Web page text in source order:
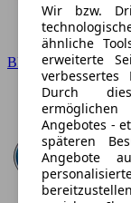
BMW
Wir bzw.
ähnliche
erweiterte
verbessertes
Durch
Angebotes -
späteren
Angebote